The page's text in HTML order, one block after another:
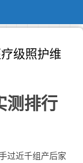
级照护维
测排行
过近千组产后家